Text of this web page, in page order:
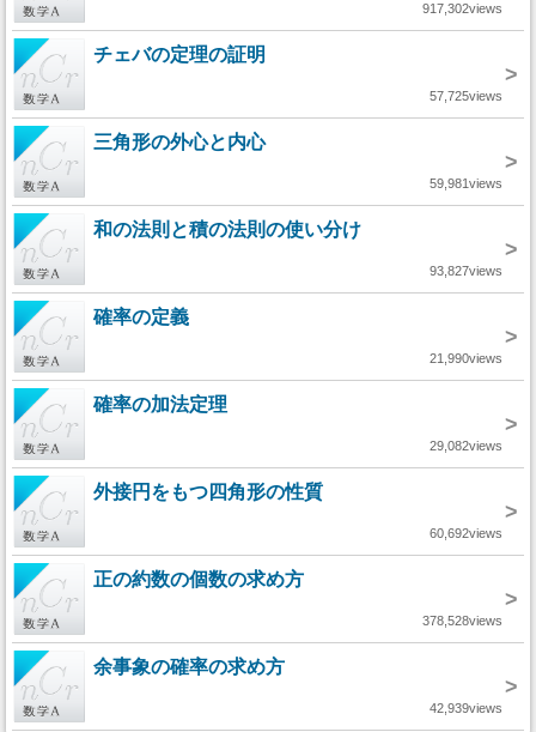
917,302views
チェバの定理の証明
>
57,725views
三角形の外心と内心
>
59,981views
和の法則と積の法則の使い分け
>
93,827views
確率の定義
>
21,990views
確率の加法定理
>
29,082views
外接円をもつ四角形の性質
>
60,692views
正の約数の個数の求め方
>
378,528views
余事象の確率の求め方
>
42,939views